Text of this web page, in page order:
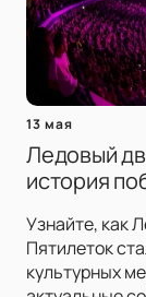
13 мая
Ледовый
история
Узнайте, как
Пятилеток
культурных